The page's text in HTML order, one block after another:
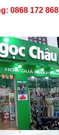
0868 172 868